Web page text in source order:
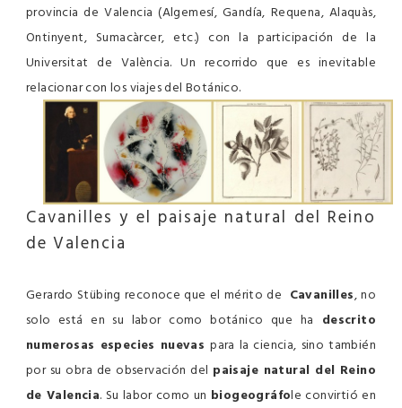
provincia de Valencia (Algemesí, Gandía, Requena, Alaquàs,
Ontinyent, Sumacàrcer, etc.) con la participación de la
Universitat de València. Un recorrido que es inevitable
relacionar con los viajes del Botánico.
Cavanillesy el paisaje natural del Reino
de Valencia
Gerardo Stübing reconoce que el mérito de Cavanilles, no
solo está en su labor como botánico que ha descrito
numerosas especies nuevaspara la ciencia, sino también
por su obra de observación del paisaje natural del Reino
de Valencia. Su labor como un biogeográfole convirtió en